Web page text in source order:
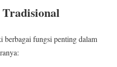
fungsi penting dalam